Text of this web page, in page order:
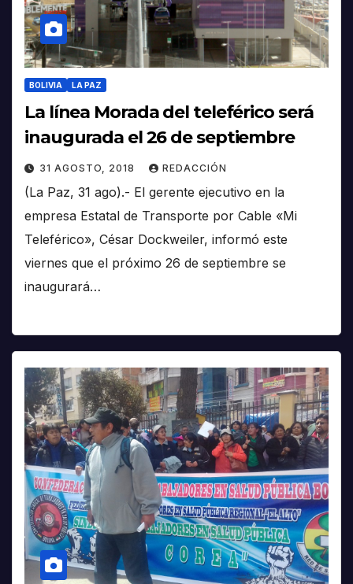
BOLIVIA LA PAZ
La línea Morada del teleférico será
inaugurada el 26 de septiembre
31 AGOSTO, 2018 REDACCIÓN
(La Paz, 31 ago).- El gerente ejecutivo en la
empresa Estatal de Transporte por Cable «Mi
Teleférico», César Dockweiler, informó este
viernes que el próximo 26 de septiembre se
inaugurará…